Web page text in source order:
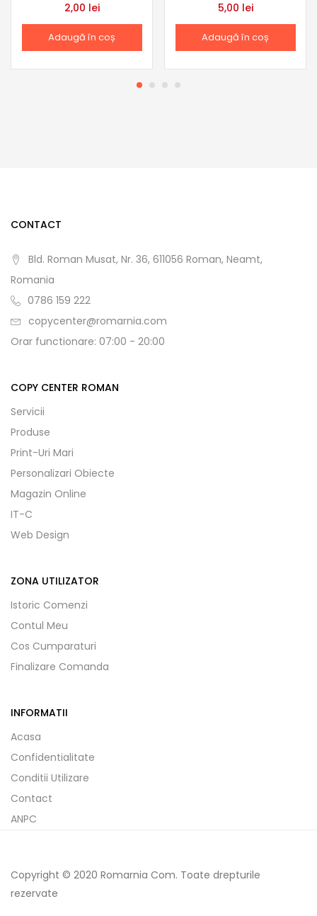
2,00 lei
Adaugă în coș
5,00 lei
Adaugă în coș
CONTACT
Bld. Roman Musat, Nr. 36, 611056 Roman, Neamt,
Romania
0786 159 222
copycenter@romarnia.com
Orar functionare: 07:00 - 20:00
COPY CENTER ROMAN
Servicii
Produse
Print-Uri Mari
Personalizari Obiecte
Magazin Online
IT-C
Web Design
ZONA UTILIZATOR
Istoric Comenzi
Contul Meu
Cos Cumparaturi
Finalizare Comanda
INFORMATII
Acasa
Confidentialitate
Conditii Utilizare
Contact
ANPC
Copyright © 2020 Romarnia Com. Toate drepturile
rezervate